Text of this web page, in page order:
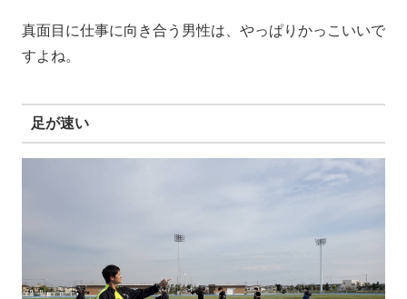
真面目に仕事に向き合う男性は、やっぱりかっこいいで
すよね。
足が速い